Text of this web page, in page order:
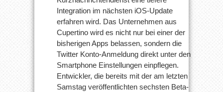
Integration im nächsten iOS-Update
erfahren wird. Das Unternehmen aus
Cupertino wird es nicht nur bei einer der
bisherigen Apps belassen, sondern die
Twitter Konto-Anmeldung direkt unter den
Smartphone Einstellungen einpflegen.
Entwickler, die bereits mit der am letzten
Samstag veröffentlichten sechsten Beta-